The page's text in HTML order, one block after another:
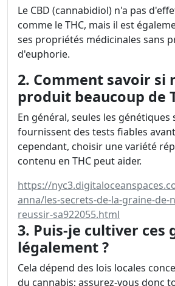
Le CBD (cannabidiol) n'a pas
comme le THC, mais il est
ses propriétés médicinales sans
d'euphorie.
2. Comment savoir si
produit beaucoup de
En général, seules les génétiques
fournissent des tests fiables
cependant, choisir une variété
contenu en THC peut aider.
https://
anna/les-secrets-de-la-graine-
reussir-sa922055.html
3. Puis-je cultiver ces
légalement ?
Cela dépend des lois locales
du cannabis; assurez-vous donc